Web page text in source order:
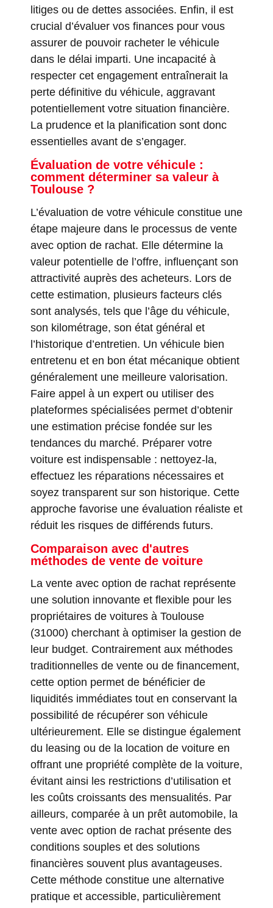
litiges ou de dettes associées. Enfin, il est
crucial d’évaluer vos finances pour vous
assurer de pouvoir racheter le véhicule
dans le délai imparti. Une incapacité à
respecter cet engagement entraînerait la
perte définitive du véhicule, aggravant
potentiellement votre situation financière.
La prudence et la planification sont donc
essentielles avant de s’engager.
Évaluation de votre véhicule :
comment déterminer sa valeur à
Toulouse ?
L’évaluation de votre véhicule constitue une
étape majeure dans le processus de vente
avec option de rachat. Elle détermine la
valeur potentielle de l’offre, influençant son
attractivité auprès des acheteurs. Lors de
cette estimation, plusieurs facteurs clés
sont analysés, tels que l’âge du véhicule,
son kilométrage, son état général et
l’historique d’entretien. Un véhicule bien
entretenu et en bon état mécanique obtient
généralement une meilleure valorisation.
Faire appel à un expert ou utiliser des
plateformes spécialisées permet d’obtenir
une estimation précise fondée sur les
tendances du marché. Préparer votre
voiture est indispensable : nettoyez-la,
effectuez les réparations nécessaires et
soyez transparent sur son historique. Cette
approche favorise une évaluation réaliste et
réduit les risques de différends futurs.
Comparaison avec d'autres
méthodes de vente de voiture
La vente avec option de rachat représente
une solution innovante et flexible pour les
propriétaires de voitures à Toulouse
(31000) cherchant à optimiser la gestion de
leur budget. Contrairement aux méthodes
traditionnelles de vente ou de financement,
cette option permet de bénéficier de
liquidités immédiates tout en conservant la
possibilité de récupérer son véhicule
ultérieurement. Elle se distingue également
du leasing ou de la location de voiture en
offrant une propriété complète de la voiture,
évitant ainsi les restrictions d’utilisation et
les coûts croissants des mensualités. Par
ailleurs, comparée à un prêt automobile, la
vente avec option de rachat présente des
conditions souples et des solutions
financières souvent plus avantageuses.
Cette méthode constitue une alternative
pratique et accessible, particulièrement